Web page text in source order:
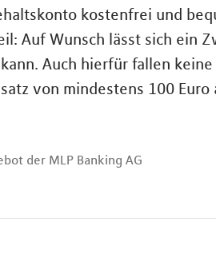
kostenfrei und
Auf Wunsch lässt sich ein
Auch hierfür fallen
von mindestens 100 Euro
der MLP Banking AG